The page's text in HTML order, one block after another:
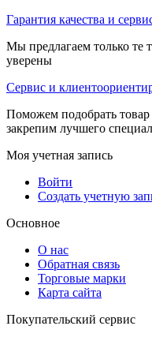
Гарантия качества и
Мы предлагаем только те
уверены
Сервис и
Поможем подобрать
закрепим лучшего
Моя учетная запись
Войти
Создать учетную
Основное
О нас
Обратная связь
Торговые марки
Карта сайта
Покупательский сервис